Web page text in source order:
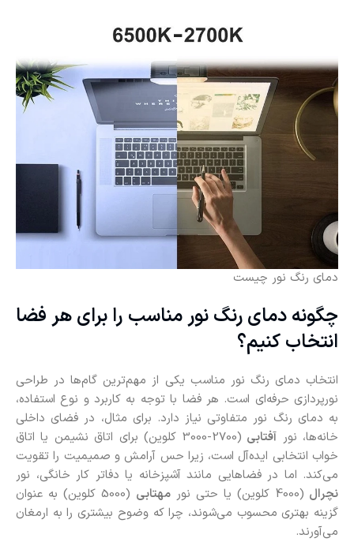
دمای رنگ نور چیست
چگونه دمای رنگ نور مناسب را برای هر فضا
انتخاب کنیم؟
انتخاب دمای رنگ نور مناسب یکی از مهم‌ترین گام‌ها در طراحی
نورپردازی حرفه‌ای است. هر فضا با توجه به کاربرد و نوع استفاده،
به دمای رنگ نور متفاوتی نیاز دارد. برای مثال، در فضای داخلی
خانه‌ها، نور آفتابی
(2700-3000 کلوین) برای اتاق نشیمن یا اتاق
خواب انتخابی ایده‌آل است، زیرا حس آرامش و صمیمیت را تقویت
می‌کند. اما در فضاهایی مانند آشپزخانه یا دفاتر کار خانگی، نور
نچرال (4000 کلوین) یا حتی نور مهتابی
(5000 کلوین) به عنوان
گزینه بهتری محسوب می‌شوند، چرا که وضوح بیشتری را به ارمغان
می‌آورند.